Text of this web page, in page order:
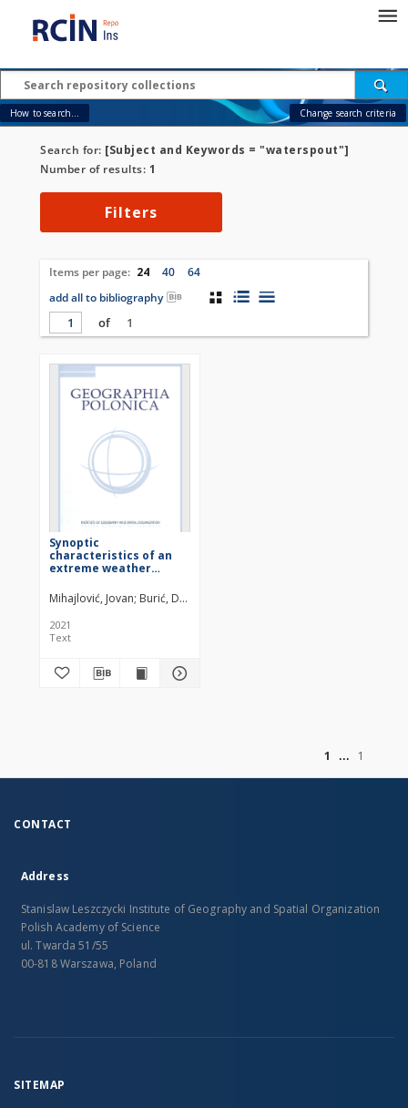
How to search... Change search criteria
Search for: [Subject and Keywords = "waterspout"]
Number of results: 1
Filters
Items per page: 24 40
64
add all to bibliography
of
1
Synoptic
characteristics of an
extreme weather
waterspout in Tivat
(Montenegro), on June 9,
2018
Mihajlović, Jovan Burić, Dragan
2021
Text
1
1
CONTACT
Address
Stanislaw Leszczycki Institute of Geography and Spatial Organization
Polish Academy of Science
ul. Twarda 51/55
00-818 Warszawa, Poland
SITEMAP